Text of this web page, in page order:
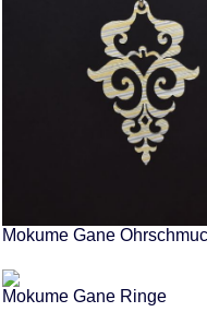
Mokume Gane
Mokume Gane Ringe